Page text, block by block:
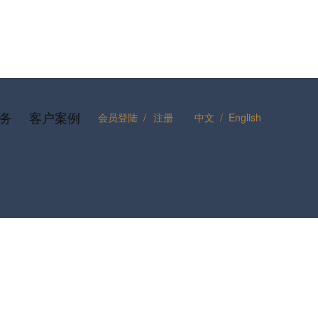
客户案例 会员登陆 / 注册 中文 / English